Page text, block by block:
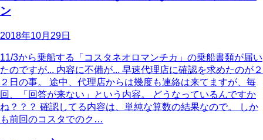
ン
2018年10月29日
11/3から乗船する「コスタネオロマンチカ」の乗船書類が届い
たのですが... 内容に不備が... 早速代理店に確認を求めたのが２
２日の事。 途中、代理店からは幾度も連絡は来てますが、毎
回、「回答が来ない」という内容。 どうなっているんですか
ね？？？ 確認してる内容は、単純な算数の結果なので。 しか
も前回のコスタでのク…